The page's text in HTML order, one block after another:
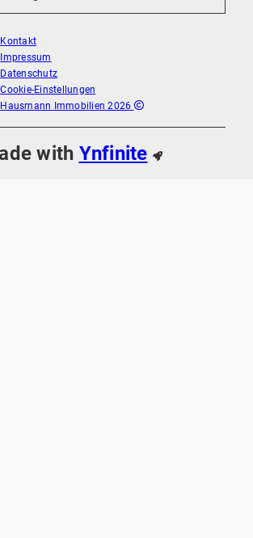
Kontakt
Impressum
Datenschutz
Cookie-Einstellungen
Hausmann Immobilien 2026
with Ynfinite